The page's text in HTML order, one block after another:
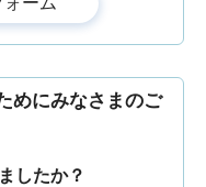
めにみなさまのご
したか？